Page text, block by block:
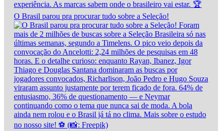
O Brasil parou pra procurar tudo sobre a Seleção!